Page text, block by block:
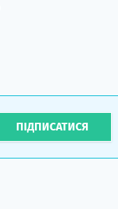
ПІДПИСАТИСЯ